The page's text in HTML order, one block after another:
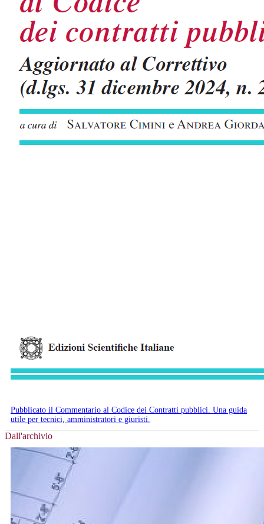
Pubblicato il Commentario al Codice dei Contratti pubblici. Una guida
utile per tecnici, amministratori e giuristi.
Dall'archivio